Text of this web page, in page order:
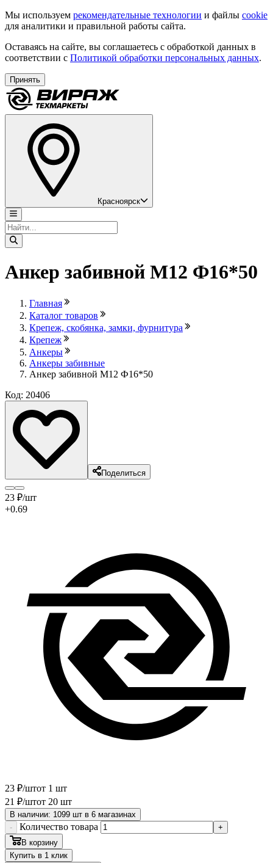
Мы используем рекомендательные технологии и файлы cookie
для аналитики и правильной работы сайта.
Оставаясь на сайте, вы соглашаетесь с обработкой данных в
соответствии с Политикой обработки персональных данных.
Принять
Красноярск
Анкер забивной М12 Ф16*50
Главная
Каталог товаров
Крепеж, скобянка, замки, фурнитура
Крепеж
Анкеры
Анкеры забивные
Анкер забивной М12 Ф16*50
Код: 20406
Поделиться
23 ₽/шт
+0.69
23 ₽/штот 1 шт
21 ₽/штот 20 шт
В наличии: 1099 шт в 6 магазинах
-
Количество товара
+
В корзину
Купить в 1 клик